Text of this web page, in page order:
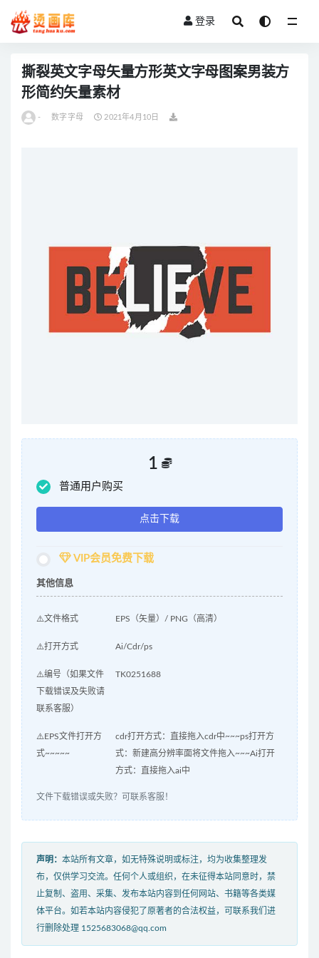
登录
撕裂英文字母矢量方形英文字母图案男装方
形简约矢量素材
- 数字字母 2021年4月10日
1
普通用户购买
点击下载
VIP会员免费下载
其他信息
⚠️文件格式 EPS（矢量）/ PNG（高清）
⚠️打开方式 Ai/Cdr/ps
⚠️编号（如果文件
下载错误及失败请
联系客服）
TK0251688
⚠️EPS文件打开方
式~~~~~
cdr打开方式：直接拖入cdr中~~~ps打开方
式：新建高分辨率面将文件拖入~~~Ai打开
方式：直接拖入ai中
文件下载错误或失败？可联系客服！
声明： 本站所有文章，如无特殊说明或标注，均为收集整理发
布，仅供学习交流。任何个人或组织，在未征得本站同意时，禁
止复制、盗用、采集、发布本站内容到任何网站、书籍等各类媒
体平台。如若本站内容侵犯了原著者的合法权益，可联系我们进
行删除处理 1525683068@qq.com